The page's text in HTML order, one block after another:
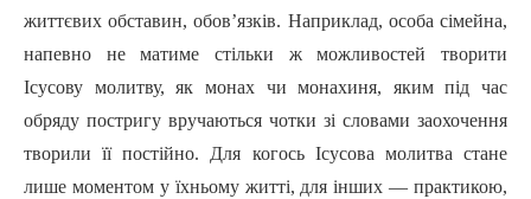
життєвих обставин, обов’язків. Наприклад, особа сімейна,
напевно не матиме стільки ж можливостей творити
Ісусову молитву, як монах чи монахиня, яким під час
обряду постригу вручаються чотки зі словами заохочення
творили ïї постійно. Для когось Ісусова молитва стане
лише моментом у їхньому житті, для інших — практикою,